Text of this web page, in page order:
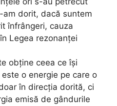
am dorit, dacă suntem
înfrângeri, cauza
Legea rezonanței
obține ceea ce își
o energie pe care o
în direcția dorită, ci
emisă de gândurile